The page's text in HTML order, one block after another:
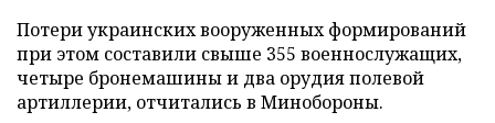
Потери украинских вооруженных формирований
при этом составили свыше 355 военнослужащих,
четыре бронемашины и два орудия полевой
артиллерии, отчитались в Минобороны.